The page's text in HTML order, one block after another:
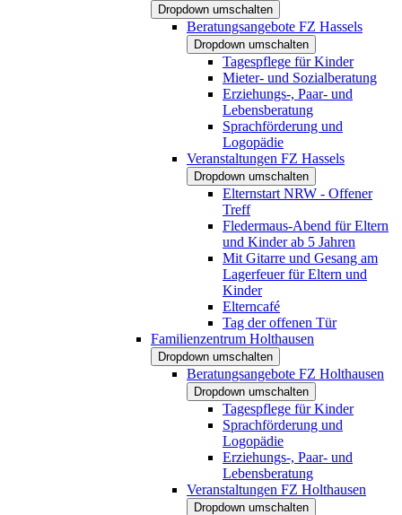
Dropdown umschalten
Beratungsangebote FZ Hassels
Dropdown umschalten
Tagespflege für Kinder
Mieter- und Sozialberatung
Erziehungs-, Paar- und
Lebensberatung
Sprachförderung und
Logopädie
Veranstaltungen FZ Hassels
Dropdown umschalten
Elternstart NRW - Offener
Treff
Fledermaus-Abend für Eltern
und Kinder ab 5 Jahren
Mit Gitarre und Gesang am
Lagerfeuer für Eltern und
Kinder
Elterncafé
Tag der offenen Tür
Familienzentrum Holthausen
Dropdown umschalten
Beratungsangebote FZ Holthausen
Dropdown umschalten
Tagespflege für Kinder
Sprachförderung und
Logopädie
Erziehungs-, Paar- und
Lebensberatung
Veranstaltungen FZ Holthausen
Dropdown umschalten